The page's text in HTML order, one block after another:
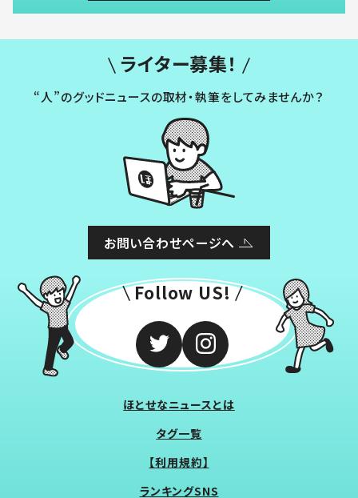
ライター募集！
“人”のグッドニュースの取材・執筆をしてみませんか？
お問い合わせページへ
Follow US!
ほとせなニュースとは
タグ一覧
【利用規約】
ランキングSNS